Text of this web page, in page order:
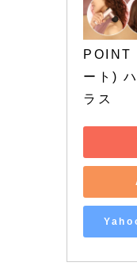
POINT
ート)
ラス